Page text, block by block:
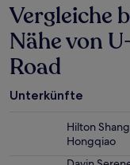
den
letzten
24 Stunden
für
einen
mit
2 Erwachsenen
Vergleiche
Nähe von
Road
Unterkünfte
Hilton
Hongqiao